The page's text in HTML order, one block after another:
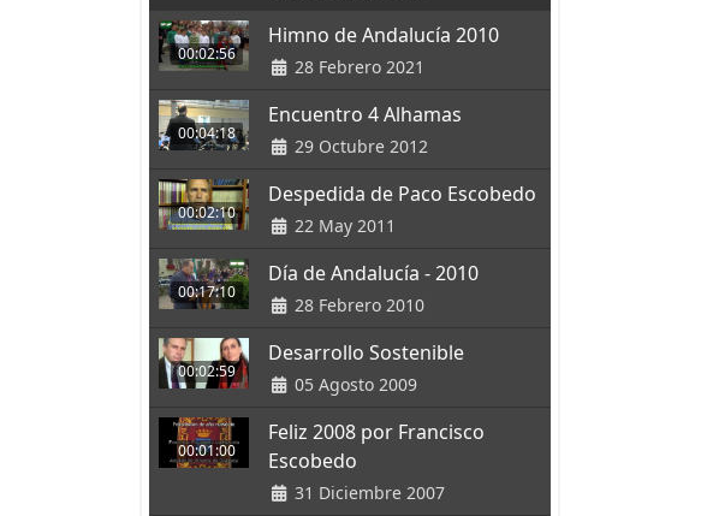
00:02:56
Himno de Andalucía 2010
28 Febrero 2021
00:04:18
Encuentro 4 Alhamas
29 Octubre 2012
00:02:10
Despedida de Paco Escobedo
22 May 2011
00:17:10
Día de Andalucía - 2010
28 Febrero 2010
00:02:59
Desarrollo Sostenible
05 Agosto 2009
00:01:00
Feliz 2008 por Francisco
Escobedo
31 Diciembre 2007